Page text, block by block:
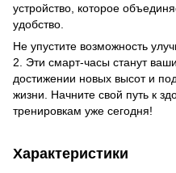
устройство, которое
удобство.
Не упустите возможность
2. Эти смарт-часы станут
достижении новых высот и
жизни. Начните свой путь к
тренировкам уже сегодня!
Характеристики